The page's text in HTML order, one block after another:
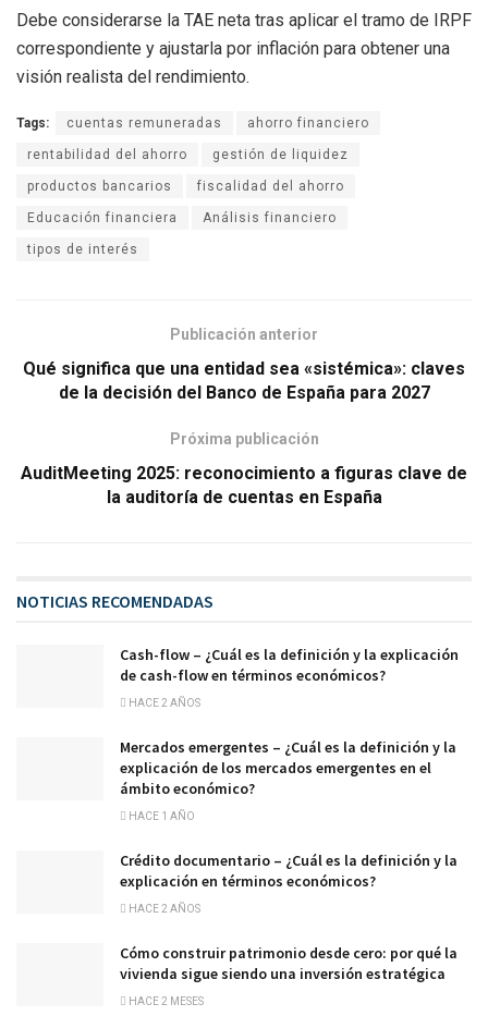
Debe considerarse la TAE neta tras aplicar el tramo de IRPF
correspondiente y ajustarla por inflación para obtener una
visión realista del rendimiento.
Tags: cuentas remuneradas ahorro financiero
rentabilidad del ahorro gestión de liquidez
productos bancarios fiscalidad del ahorro
Educación financiera Análisis financiero
tipos de interés
Publicación anterior
Qué significa que una entidad sea «sistémica»: claves
de la decisión del Banco de España para 2027
Próxima publicación
AuditMeeting 2025: reconocimiento a figuras clave de
la auditoría de cuentas en España
NOTICIAS RECOMENDADAS
Cash-flow – ¿Cuál es la definición y la explicación
de cash-flow en términos económicos?
HACE 2 AÑOS
Mercados emergentes – ¿Cuál es la definición y la
explicación de los mercados emergentes en el
ámbito económico?
HACE 1 AÑO
Crédito documentario – ¿Cuál es la definición y la
explicación en términos económicos?
HACE 2 AÑOS
Cómo construir patrimonio desde cero: por qué la
vivienda sigue siendo una inversión estratégica
HACE 2 MESES